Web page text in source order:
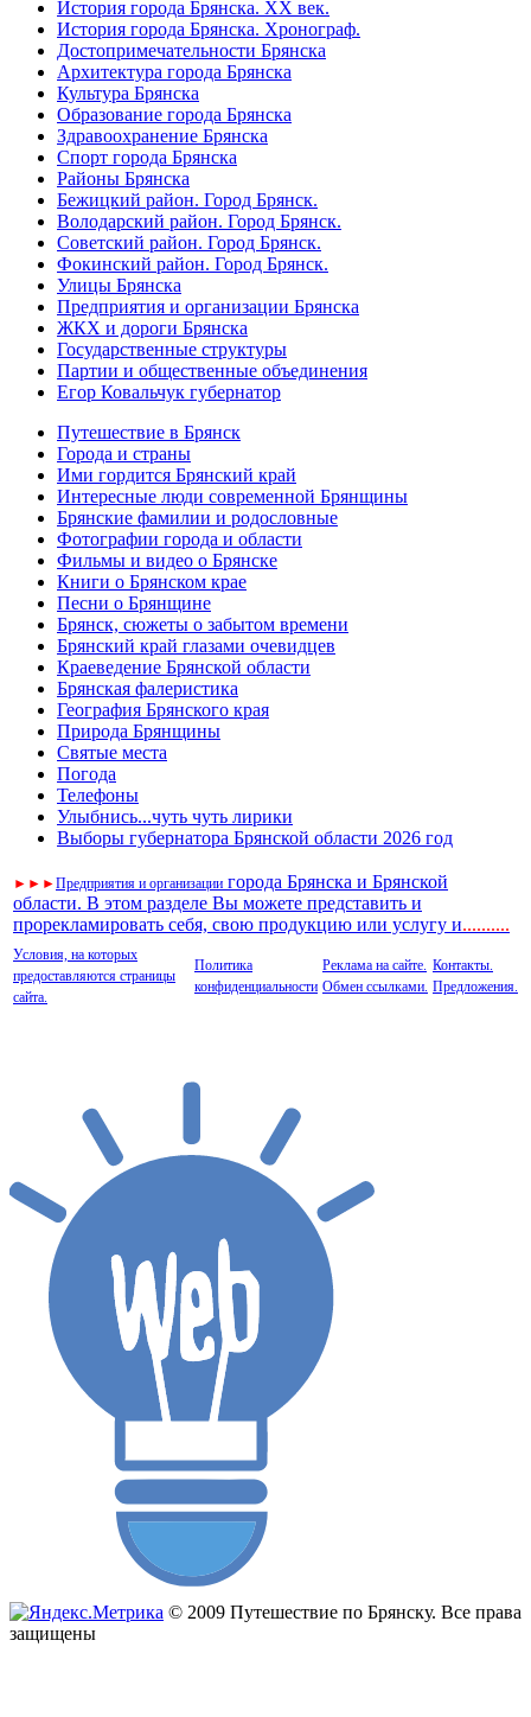
История города Брянска. XX век.
История города Брянска. Хронограф.
Достопримечательности Брянска
Архитектура города Брянска
Культура Брянска
Образование города Брянска
Здравоохранение Брянска
Спорт города Брянска
Районы Брянска
Бежицкий район. Город Брянск.
Володарский район. Город Брянск.
Советский район. Город Брянск.
Фокинский район. Город Брянск.
Улицы Брянска
Предприятия и организации Брянска
ЖКХ и дороги Брянска
Государственные структуры
Партии и общественные объединения
Егор Ковальчук губернатор
Путешествие в Брянск
Города и страны
Ими гордится Брянский край
Интересные люди современной Брянщины
Брянские фамилии и родословные
Фотографии города и области
Фильмы и видео о Брянске
Книги о Брянском крае
Песни о Брянщине
Брянск, сюжеты о забытом времени
Брянский край глазами очевидцев
Краеведение Брянской области
Брянская фалеристика
География Брянского края
Природа Брянщины
Святые места
Погода
Телефоны
Улыбнись...чуть чуть лирики
Выборы губернатора Брянской области 2026 год
► ► ►Предприятия и организации города Брянска и Брянской
области. В этом разделе Вы можете представить и
прорекламировать себя, свою продукцию или услугу и..........
Условия, на которых
предоставляются страницы
сайта.
Политика
конфиденциальности
Реклама на сайте.
Обмен ссылками.
Контакты.
Предложения.
© 2009 Путешествие по Брянску. Все права
защищены